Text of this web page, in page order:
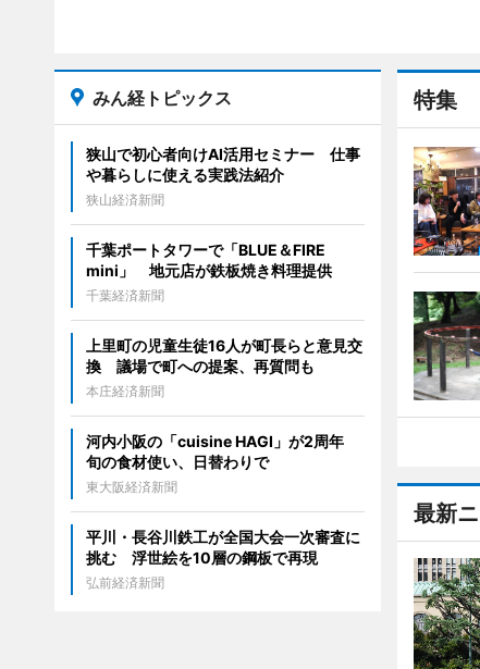
特集
最新
みん経トピックス
狭山で初心者向けAI活用セミナー 仕事
や暮らしに使える実践法紹介
狭山経済新聞
千葉ポートタワーで「BLUE＆FIRE
mini」 地元店が鉄板焼き料理提供
千葉経済新聞
上里町の児童生徒16人が町長らと意見交
換 議場で町への提案、再質問も
本庄経済新聞
河内小阪の「cuisine HAGI」が2周年
旬の食材使い、日替わりで
東大阪経済新聞
平川・長谷川鉄工が全国大会一次審査に
挑む 浮世絵を10層の鋼板で再現
弘前経済新聞